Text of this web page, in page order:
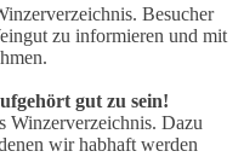
Besucher
zu informieren und mit
gut zu sein!
Winzerverzeichnis. Dazu
wir habhaft werden